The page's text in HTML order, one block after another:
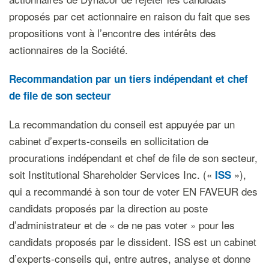
proposés par cet actionnaire en raison du fait que ses
propositions vont à l’encontre des intérêts des
actionnaires de la Société.
Recommandation par un tiers indépendant et chef
de file de son secteur
La recommandation du conseil est appuyée par un
cabinet d’experts-conseils en sollicitation de
procurations indépendant et chef de file de son secteur,
soit Institutional Shareholder Services Inc. (« ISS »),
qui a recommandé à son tour de voter EN FAVEUR des
candidats proposés par la direction au poste
d’administrateur et de « de ne pas voter » pour les
candidats proposés par le dissident. ISS est un cabinet
d’experts-conseils qui, entre autres, analyse et donne